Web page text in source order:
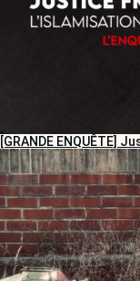
[GRANDE ENQUÊTE]